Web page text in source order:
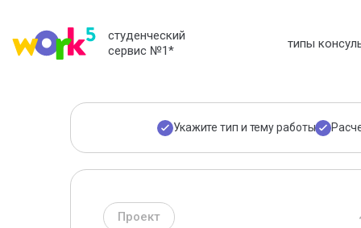
студенческий
сервис №1* типы
Укажите тип и тему работы
Проект